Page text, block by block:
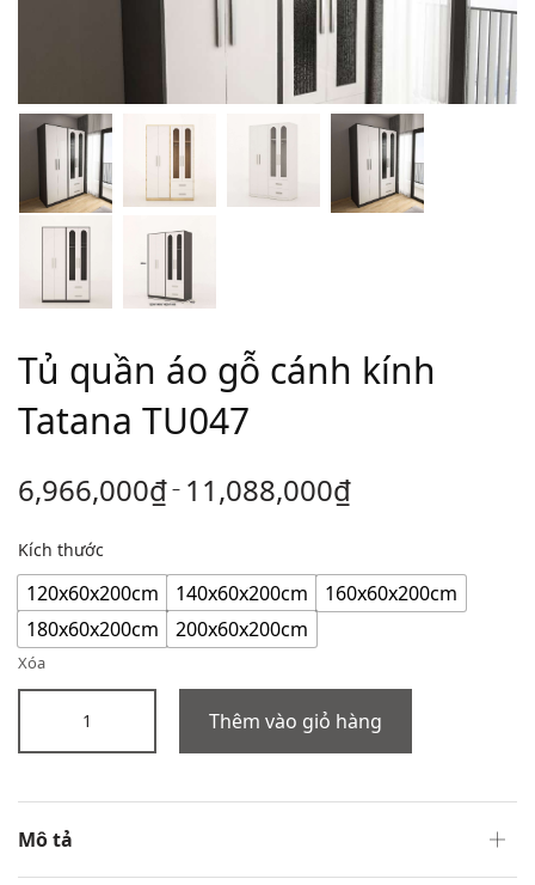
Tủ quần áo gỗ cánh kính
Tatana TU047
6,966,000₫ – 11,088,000₫
Kích thước
120x60x200cm 140x60x200cm
160x60x200cm
180x60x200cm
200x60x200cm
Xóa
Thêm vào giỏ hàng
Mô tả